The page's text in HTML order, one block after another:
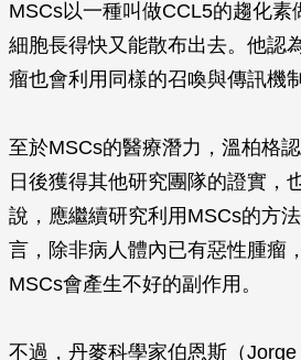
MSCs以一種叫做CCL5的趨化素
細胞長得快又能散布出去。他認
瘤也會利用同樣的召喚與傳訊機制
至於MSCs的醫療潛力，溫柏格
日後獲得其他研究團隊的證實，
說，應繼續研究利用MSCs的方
言，除非病人體內已有惡性腫瘤
MSCs會產生不好的副作用。
不過，丹麥科學家伯恩斯（